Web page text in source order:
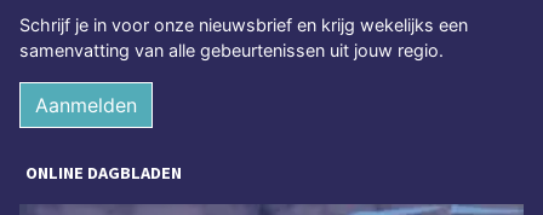
Schrijf je in voor onze nieuwsbrief en krijg wekelijks een
samenvatting van alle gebeurtenissen uit jouw regio.
Aanmelden
ONLINE DAGBLADEN